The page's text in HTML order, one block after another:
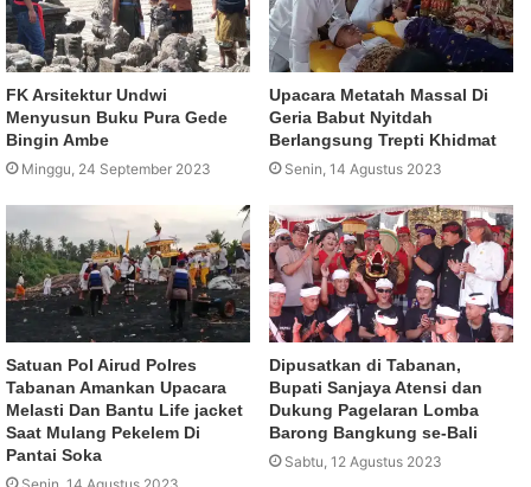
FK Arsitektur Undwi
Menyusun Buku Pura Gede
Bingin Ambe
Minggu, 24 September 2023
Upacara Metatah Massal Di
Geria Babut Nyitdah
Berlangsung Trepti Khidmat
Senin, 14 Agustus 2023
Satuan Pol Airud Polres
Tabanan Amankan Upacara
Melasti Dan Bantu Life jacket
Saat Mulang Pekelem Di
Pantai Soka
Dipusatkan di Tabanan,
Bupati Sanjaya Atensi dan
Dukung Pagelaran Lomba
Barong Bangkung se-Bali
Sabtu, 12 Agustus 2023